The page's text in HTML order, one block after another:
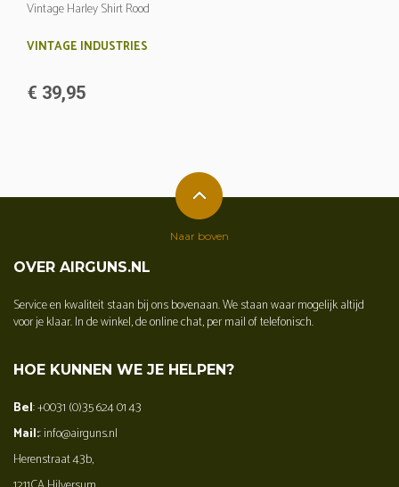
Vintage Harley Shirt Rood
VINTAGE INDUSTRIES
€ 39,95
OVER AIRGUNS.NL
Service en kwaliteit staan bij ons bovenaan. We staan waar mogelijk altijd
voor je klaar. In de winkel, de online chat, per mail of telefonisch.
HOE KUNNEN WE JE HELPEN?
Bel: +0031 (0)35 624 01 43
Mail:: info@airguns.nl
Herenstraat 43b,
Naar boven